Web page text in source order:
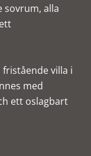
sovrum, alla
villa i
med
ett oslagbart